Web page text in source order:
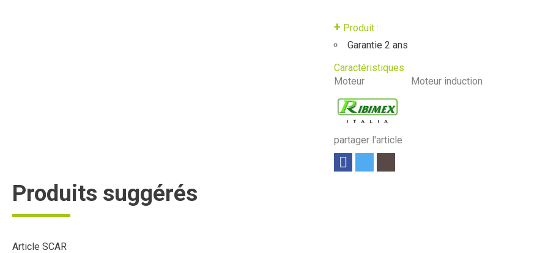
+ Produit :
Garantie 2 ans
Caractéristiques
Moteur
Moteur induction
partager l'article
Produits suggérés
Article SCAR